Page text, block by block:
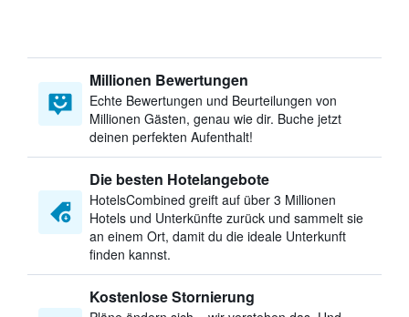
Millionen Bewertungen
Echte Bewertungen und Beurteilungen von
Millionen Gästen, genau wie dir. Buche jetzt
deinen perfekten Aufenthalt!
Die besten Hotelangebote
HotelsCombined greift auf über 3 Millionen
Hotels und Unterkünfte zurück und sammelt sie
an einem Ort, damit du die ideale Unterkunft
finden kannst.
Kostenlose Stornierung